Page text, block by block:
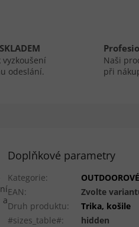
odeslání.
Naši
při
a
Doplňkové parametry
Kategorie:
EAN:
Zvolte
Druh produktu:
Trika, košile
#sizes_table#: hidden